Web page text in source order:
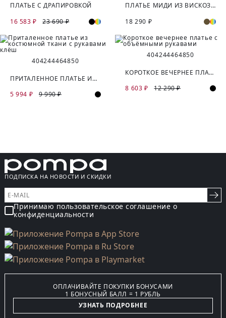
ПЛАТЬЕ С ДРАПИРОВКОЙ
16 583 ₽
23 690 ₽
ПЛАТЬЕ МИДИ ИЗ ВИСКОЗЫ
18 290 ₽
404244464850
ПРИТАЛЕННОЕ ПЛАТЬЕ ИЗ КОСТЮМНОЙ ТКАНИ С РУКАВАМИ КЛЁШ
5 994 ₽
9 990 ₽
404244464850
КОРОТКОЕ ВЕЧЕРНЕЕ ПЛАТЬЕ С ОБЪЁМНЫМИ РУКАВАМИ
8 603 ₽
12 290 ₽
ПОДПИСКА НА НОВОСТИ И СКИДКИ
Принимаю пользовательское соглашение о
конфиденциальности
ОПЛАЧИВАЙТЕ ПОКУПКИ БОНУСАМИ
1 БОНУСНЫЙ БАЛЛ = 1 РУБЛЬ
УЗНАТЬ ПОДРОБНЕЕ